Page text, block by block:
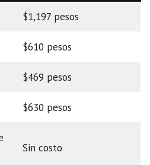
$1,197 pesos
$610 pesos
$469 pesos
$630 pesos
Sin costo